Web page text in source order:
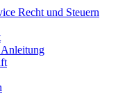
Recht und Steuern